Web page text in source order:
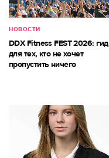
НОВОСТИ
DDX Fitness FEST 2026: гид
для тех, кто не хочет
пропустить ничего